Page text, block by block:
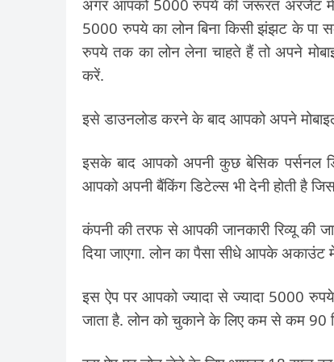
अगर आपको 5000 रुपये की जरूरत अरजेंट में
5000 रुपये का लोन बिना किसी झंझट के
रुपये तक का लोन लेना चाहते हैं तो अपने
करें.
इसे डाउनलोड करने के बाद आपको अपने
इसके बाद आपको अपनी कुछ बेसिक पर्सनल
आपको अपनी बैंकिंग डिटेल्स भी देनी होती है
कंपनी की तरफ से आपकी जानकारी रिव्यू की
दिया जाएगा. लोन का पैसा सीधे आपके अकाउंट
इस ऐप पर आपको ज्यादा से ज्यादा 5000
जाता है. लोन को चुकाने के लिए कम से कम 90